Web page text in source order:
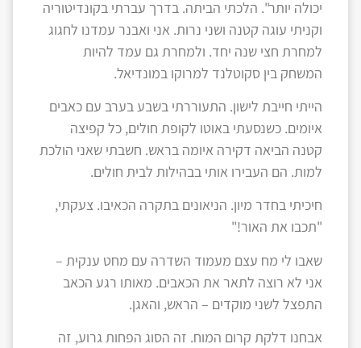
יכולה יותר". הלכתי הביתה. בדרך עברתי בקונדיטוריה
וקניתי עוגה קטנה ושני נרות. אני ואבנר עמדנו לחגוג
למחרת חצי שנה יחד. ולמחרת גם עמד להיות
המשחק בין סקוטלנד למרוקו במונדיאל.
הייתי חייבת לישון. התעוררתי בשבע בערב עם כאבים
איומים. כשנסעתי באוטו לקופת חולים, כל קפיצה
קטנה הביאה דקירה איומה בראש. חשבתי שאני הולכת
למות. הם העבירו אותי בבהילות לבית חולים.
חיכיתי בחדר מיון. הניאונים בתקרה הכאיבו. צעקתי,
"תכבו את האור!"
שאבו לי מח עצם מעמוד השדרה עם מחט ענקית –
אני לא רוצה לתאר את הכאבים. מאותו רגע הכאב
התפצל לשני מוקדים – הראש, והאגן.
אבחנו דלקת קרום המוח. זה הסוג הפחות גרוע, זה